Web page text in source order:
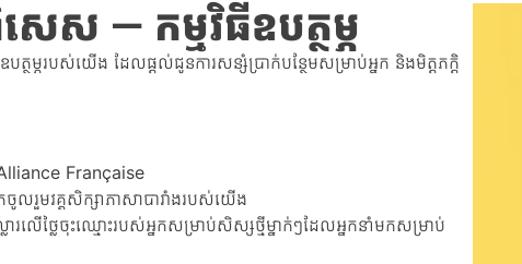
េស — កម្មវិធីឧបត្ថម្ភ
បត្ថម្ភរបស់យើង ដែលផ្តល់ជូនការសន្សំប្រាក់បន្ថែមសម្រាប់អ្នក និងមិត្តភក្តិ
Française
ចូលរួមវគ្គសិក្សាភាសាបារាំងរបស់យើង
ារលើថ្លៃចុះឈ្មោះរបស់អ្នកសម្រាប់សិស្សថ្មីម្នាក់ៗដែលអ្នកនាំមកសម្រាប់